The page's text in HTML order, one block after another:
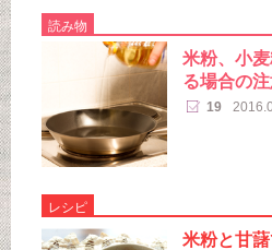
読み物
米粉、小
る場合の
19
レシピ
米粉と甘藷